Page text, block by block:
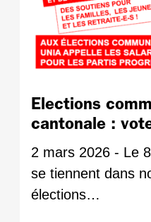
Elections
cantonale :
2 mars 2026 - Le
se tiennent dans
élections…